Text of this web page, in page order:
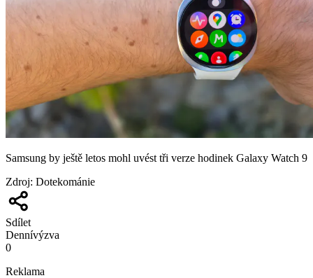
Samsung by ještě letos mohl uvést tři verze hodinek Galaxy Watch 9
Zdroj: Dotekománie
Sdílet
Dennívýzva
0
Reklama